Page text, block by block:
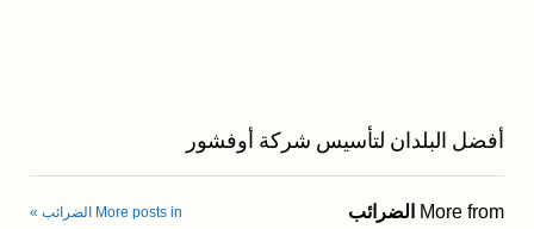
أفضل البلدان لتأسيس شركة أوفشور
More from الضرائب More posts in الضرائب »